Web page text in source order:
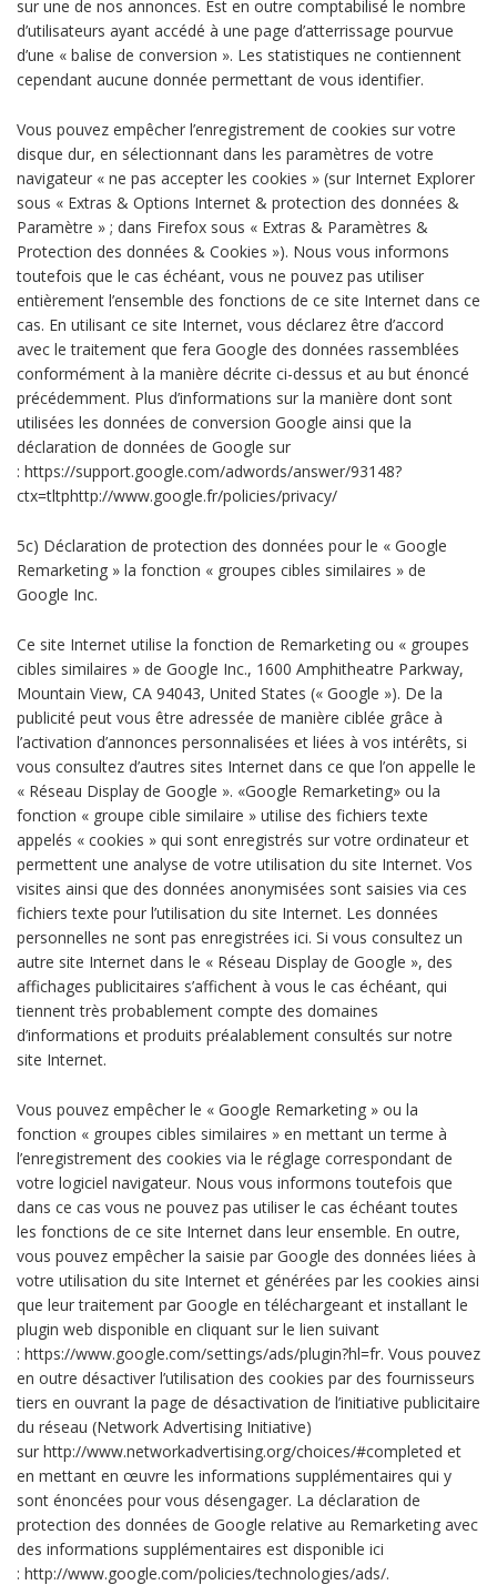
sur une de nos annonces. Est en outre comptabilisé le nombre
d’utilisateurs ayant accédé à une page d’atterrissage pourvue
d’une « balise de conversion ». Les statistiques ne contiennent
cependant aucune donnée permettant de vous identifier.
Vous pouvez empêcher l’enregistrement de cookies sur votre
disque dur, en sélectionnant dans les paramètres de votre
navigateur « ne pas accepter les cookies » (sur Internet Explorer
sous « Extras & Options Internet & protection des données &
Paramètre » ; dans Firefox sous « Extras & Paramètres &
Protection des données & Cookies »). Nous vous informons
toutefois que le cas échéant, vous ne pouvez pas utiliser
entièrement l’ensemble des fonctions de ce site Internet dans ce
cas. En utilisant ce site Internet, vous déclarez être d’accord
avec le traitement que fera Google des données rassemblées
conformément à la manière décrite ci-dessus et au but énoncé
précédemment. Plus d’informations sur la manière dont sont
utilisées les données de conversion Google ainsi que la
déclaration de données de Google sur
: https://support.google.com/adwords/answer/93148?
ctx=tltphttp://www.google.fr/policies/privacy/
5c) Déclaration de protection des données pour le « Google
Remarketing » la fonction « groupes cibles similaires » de
Google Inc.
Ce site Internet utilise la fonction de Remarketing ou « groupes
cibles similaires » de Google Inc., 1600 Amphitheatre Parkway,
Mountain View, CA 94043, United States (« Google »). De la
publicité peut vous être adressée de manière ciblée grâce à
l’activation d’annonces personnalisées et liées à vos intérêts, si
vous consultez d’autres sites Internet dans ce que l’on appelle le
« Réseau Display de Google ». «Google Remarketing» ou la
fonction « groupe cible similaire » utilise des fichiers texte
appelés « cookies » qui sont enregistrés sur votre ordinateur et
permettent une analyse de votre utilisation du site Internet. Vos
visites ainsi que des données anonymisées sont saisies via ces
fichiers texte pour l’utilisation du site Internet. Les données
personnelles ne sont pas enregistrées ici. Si vous consultez un
autre site Internet dans le « Réseau Display de Google », des
affichages publicitaires s’affichent à vous le cas échéant, qui
tiennent très probablement compte des domaines
d’informations et produits préalablement consultés sur notre
site Internet.
Vous pouvez empêcher le « Google Remarketing » ou la
fonction « groupes cibles similaires » en mettant un terme à
l’enregistrement des cookies via le réglage correspondant de
votre logiciel navigateur. Nous vous informons toutefois que
dans ce cas vous ne pouvez pas utiliser le cas échéant toutes
les fonctions de ce site Internet dans leur ensemble. En outre,
vous pouvez empêcher la saisie par Google des données liées à
votre utilisation du site Internet et générées par les cookies ainsi
que leur traitement par Google en téléchargeant et installant le
plugin web disponible en cliquant sur le lien suivant
: https://www.google.com/settings/ads/plugin?hl=fr. Vous pouvez
en outre désactiver l’utilisation des cookies par des fournisseurs
tiers en ouvrant la page de désactivation de l’initiative publicitaire
du réseau (Network Advertising Initiative)
sur http://www.networkadvertising.org/choices/#completed et
en mettant en œuvre les informations supplémentaires qui y
sont énoncées pour vous désengager. La déclaration de
protection des données de Google relative au Remarketing avec
des informations supplémentaires est disponible ici
: http://www.google.com/policies/technologies/ads/.